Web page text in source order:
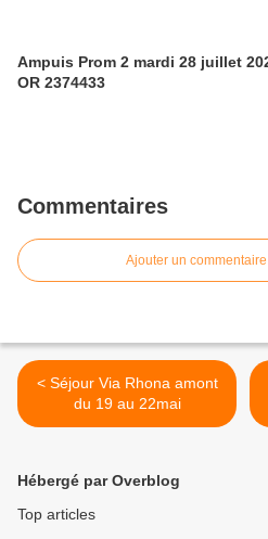
Ampuis Prom 2 mardi 28 juillet 2026
OR 2374433
Commentaires
Ajouter un commentaire
< Séjour Via Rhona amont
du 19 au 22mai
Hébergé par Overblog
Top articles